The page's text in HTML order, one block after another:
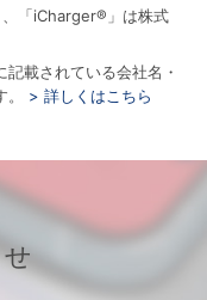
「iCharger®」は株式
載されている会社名・
> 詳しくはこちら